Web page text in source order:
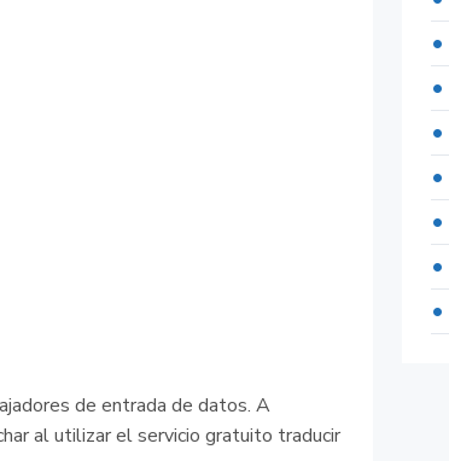
de entrada de datos. A
al utilizar el servicio gratuito traducir